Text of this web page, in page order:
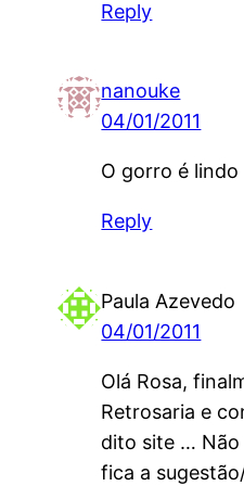
Reply
nanouke
04/01/2011
O gorro é lindo
Reply
Paula Azevedo
04/01/2011
Olá Rosa,
Retrosaria e
dito site … Não
fica a